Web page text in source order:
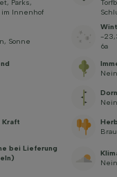
Parks,
im Innenhof
Sonne
-
6a
Nein
Nein
Kraft
bei Lieferung
Nein